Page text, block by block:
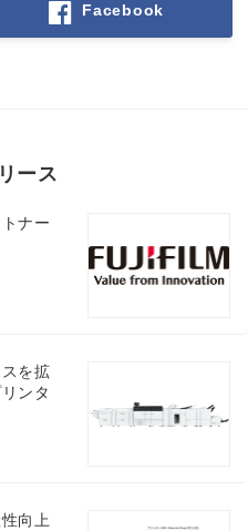
Facebook
ース
ナー
を拡
ンタ
向上